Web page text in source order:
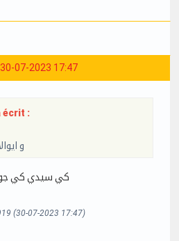
30-07-2023 17:47
écrit :
و
كي سيدي كي
(30-07-2023 17:47)